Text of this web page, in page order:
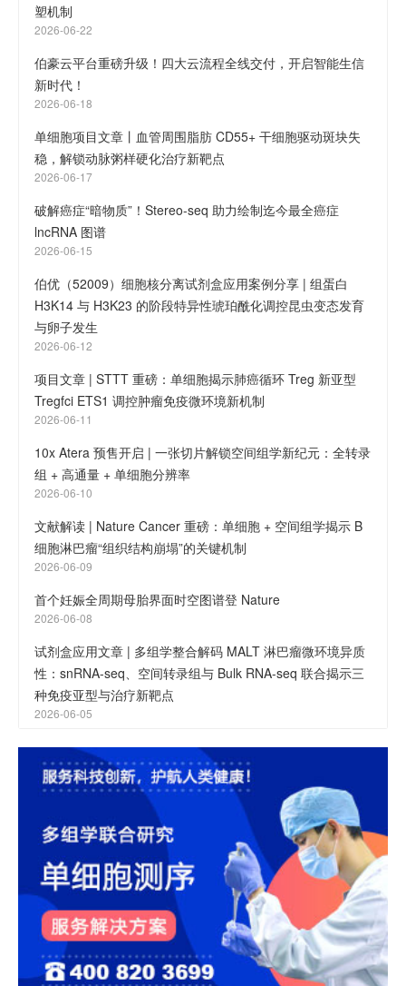
塑机制
2026-06-22
伯豪云平台重磅升级！四大云流程全线交付，开启智能生信
新时代！
2026-06-18
单细胞项目文章丨血管周围脂肪 CD55+ 干细胞驱动斑块失
稳，解锁动脉粥样硬化治疗新靶点
2026-06-17
破解癌症“暗物质”！Stereo-seq 助力绘制迄今最全癌症
lncRNA 图谱
2026-06-15
伯优（52009）细胞核分离试剂盒应用案例分享 | 组蛋白
H3K14 与 H3K23 的阶段特异性琥珀酰化调控昆虫变态发育
与卵子发生
2026-06-12
项目文章 | STTT 重磅：单细胞揭示肺癌循环 Treg 新亚型
Tregfci ETS1 调控肿瘤免疫微环境新机制
2026-06-11
10x Atera 预售开启 | 一张切片解锁空间组学新纪元：全转录
组 + 高通量 + 单细胞分辨率
2026-06-10
文献解读 | Nature Cancer 重磅：单细胞 + 空间组学揭示 B
细胞淋巴瘤“组织结构崩塌”的关键机制
2026-06-09
首个妊娠全周期母胎界面时空图谱登 Nature
2026-06-08
试剂盒应用文章 | 多组学整合解码 MALT 淋巴瘤微环境异质
性：snRNA-seq、空间转录组与 Bulk RNA-seq 联合揭示三
种免疫亚型与治疗新靶点
2026-06-05